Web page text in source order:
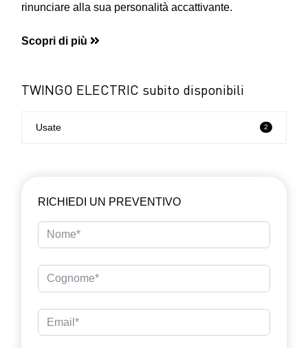
rinunciare alla sua personalità accattivante.
Scopri di più
TWINGO ELECTRIC subito disponibili
Usate 2
RICHIEDI UN PREVENTIVO